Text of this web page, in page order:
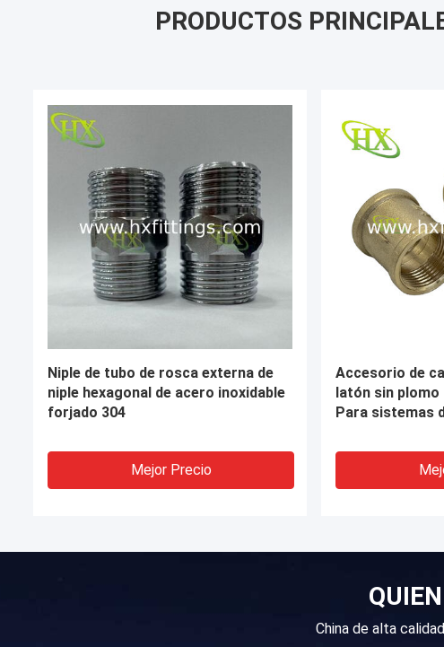
PRODUCTOS
Fabricación Q235 Precio
competitivo para tubos de acero
circulares de sección hueca
Mejor Precio
Racord de
inoxidable
completa,
China de alta